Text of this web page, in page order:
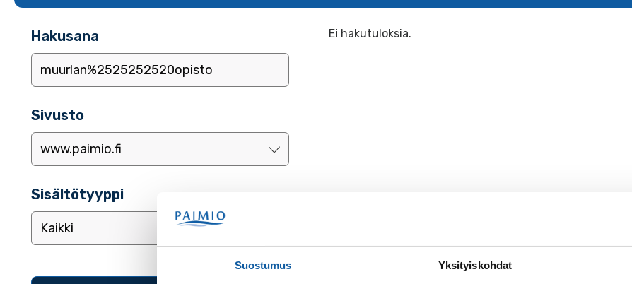
Suostumus Yksityiskohdat
Hakusana
Sivusto
Sisältötyyppi
Ei hakutuloksia.